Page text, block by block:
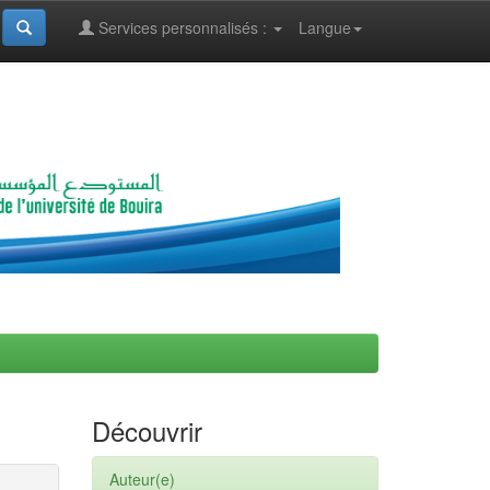
Langue
Services personnalisés :
Découvrir
Auteur(e)